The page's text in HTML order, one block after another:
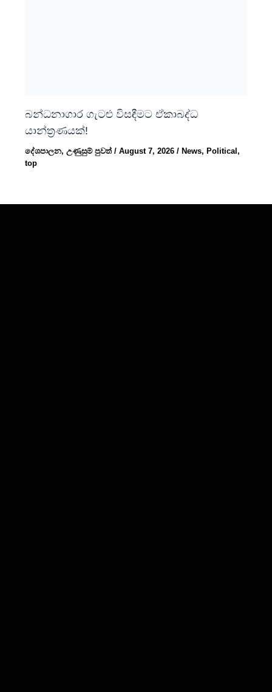
බන්ධනාගාර ගැටළු විසඳීමට ඒකාබද්ධ
යාන්ත්‍රණයක්!
දේශපාලන,උණුසුම් පුවත්/August 7, 2026/News,Political,
top